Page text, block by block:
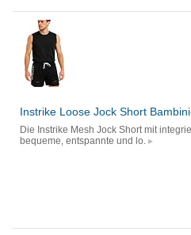
Instrike Loose Jock Short
Die Instrike Mesh Jock Short mit
bequeme, entspannte und lo.